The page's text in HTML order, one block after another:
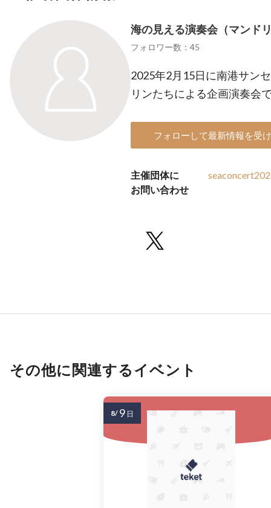
海の見える演奏会（マンド
フォロワー数：45
2025年2月15日に南港サン
リンたちによる企画演奏会
フォローして最新情報を受
主催団体に
お問い合わせ
その他に関連するイベント
8/ 9 日